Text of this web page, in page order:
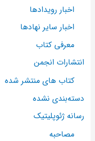
اخبار رویدادها
اخبار سایر نهادها
معرفی کتاب
انتشارات انجمن
کتاب های منتشر شده
دسته‌بندی نشده
رسانه ژئوپلیتیک
مصاحبه